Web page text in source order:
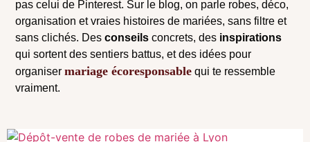
pas celui de Pinterest. Sur le blog, on parle robes, déco,
organisation et vraies histoires de mariées, sans filtre et
sans clichés. Desconseils concrets, des inspirations
qui sortent des sentiers battus, et des idées pour
organisermariage écoresponsable qui te ressemble
vraiment.